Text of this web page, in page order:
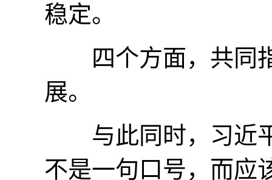
稳定。
四个方面，共同指
展。
与此同时，习近平
不是一句口号，而应